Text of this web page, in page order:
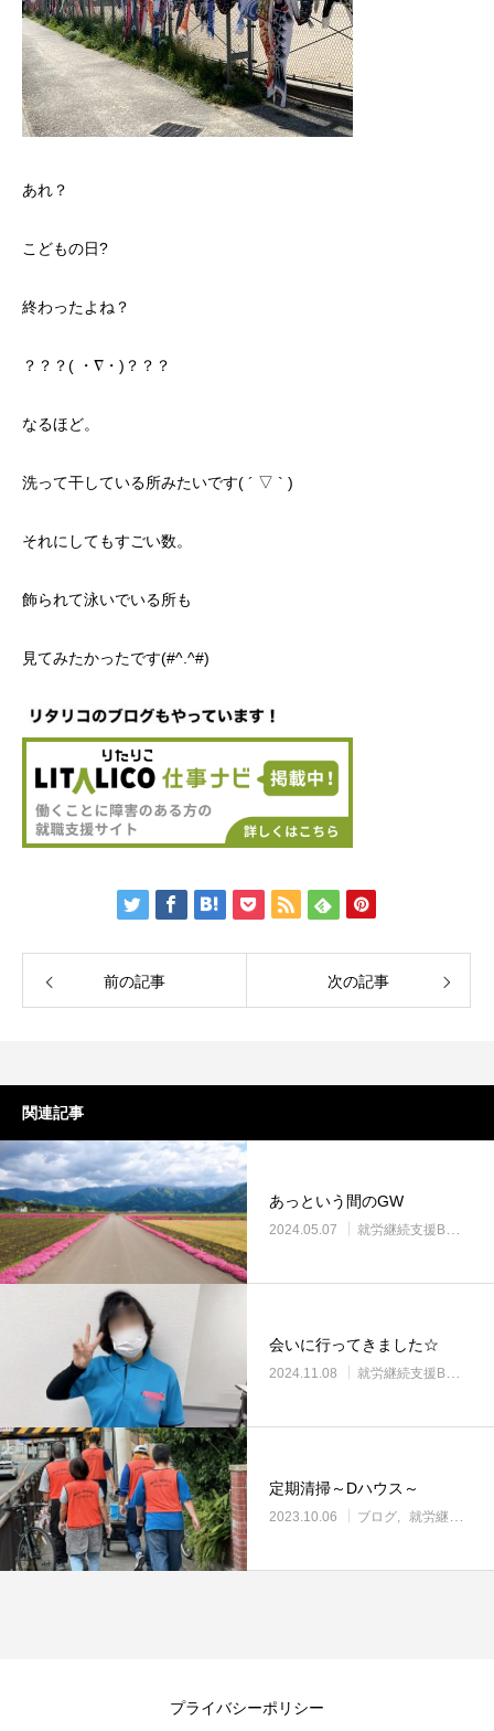
あれ？
こどもの日?
終わったよね？
？？？( ・∇・)？？？
なるほど。
洗って干している所みたいです( ´ ▽ ` )
それにしてもすごい数。
飾られて泳いでいる所も
見てみたかったです(#^.^#)
前の記事 次の記事
関連記事
あっという間のGW
2024.05.07 就労継続支援B型・ニコサービス
会いに行ってきました☆
2024.11.08 就労継続支援B型・ニコサービス
定期清掃～Dハウス～
2023.10.06 ブログ 就労継続支援B型・ニコサービス
プライバシーポリシー